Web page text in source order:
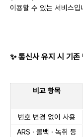
이용할 수 있는 서비스입
✨ 통신사 유지 시 기존
비교 항목
번호 변경 없이 사용
ARS · 콜백 · 녹취 등